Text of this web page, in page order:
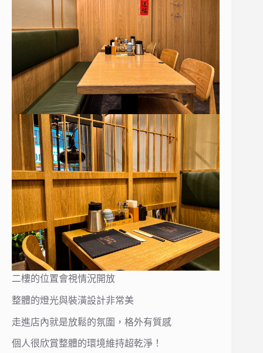
二樓的位置會視情況開放
整體的燈光與裝潢設計非常美
走進店內就是放鬆的氛圍，格外有質感
個人很欣賞整體的環境維持超乾淨！